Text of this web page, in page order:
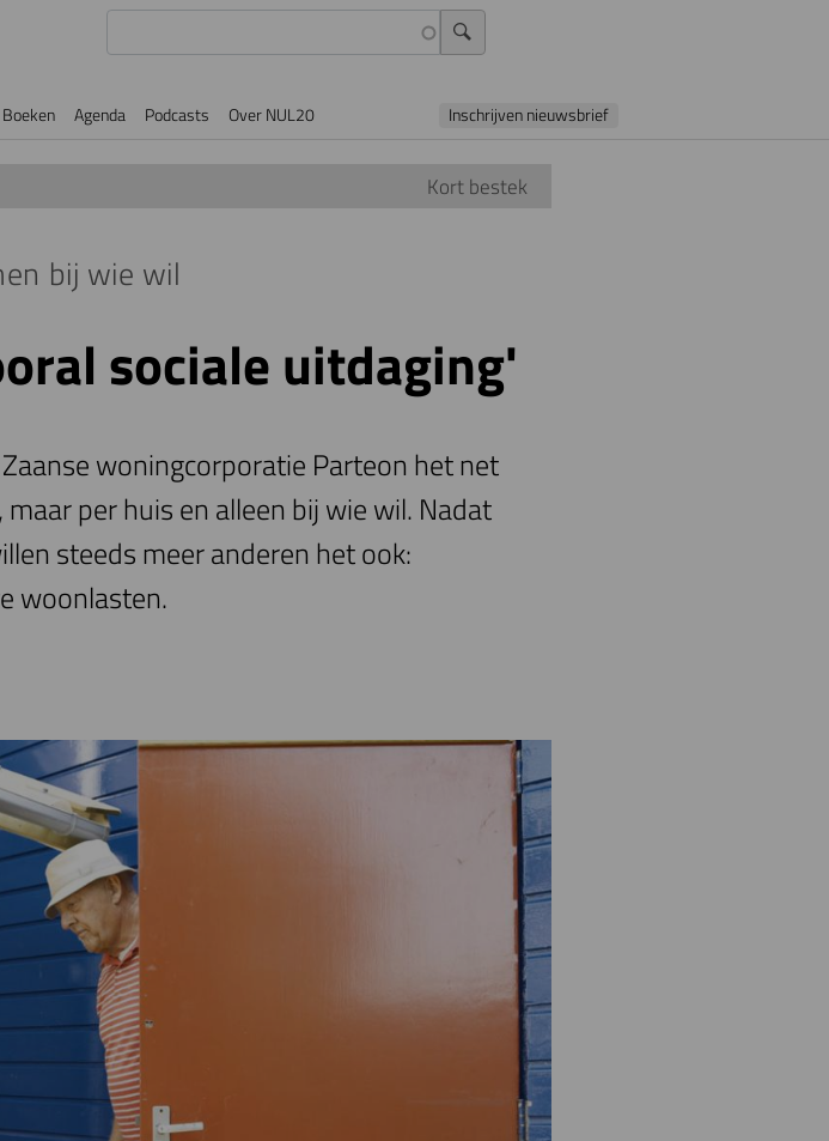
Boeken Agenda Podcasts Over NUL20 Inschrijven nieuwsbrief
Kort bestek
bij wie wil
sociale uitdaging'
woningcorporatie Parteon het net
per huis en alleen bij wie wil. Nadat
steeds meer anderen het ook:
woonlasten.